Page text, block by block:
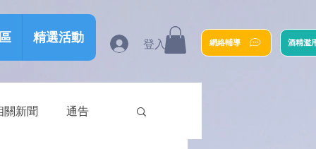
精選活動 登入 網絡輔導 酒精濫
關新聞 通告